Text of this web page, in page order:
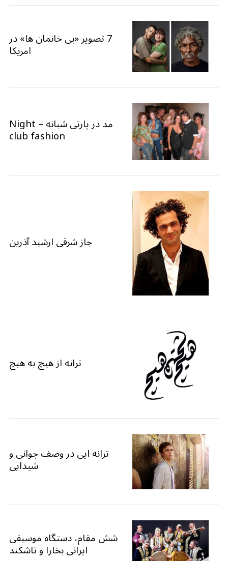
7 تصویر «بی خانمان ها» در
امریکا
مد در پارتی شبانه – Night
club fashion
جاز شرقی ارشید آذرین
ترانه از هیچ به هیچ
ترانه ایی در وصف جوانی و
شیدایی
شش مقام، دستگاه موسیقی
ایرانی بخارا و تاشکند